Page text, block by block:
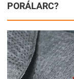
PORÁLARC?